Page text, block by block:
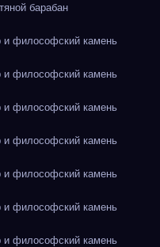
барабан
философский камень
философский камень
философский камень
философский камень
философский камень
философский камень
философский камень